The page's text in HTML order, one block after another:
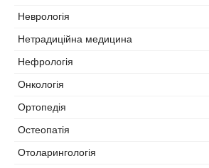
Неврологія
Нетрадиційна медицина
Нефрологія
Онкологія
Ортопедія
Остеопатія
Отоларингологія